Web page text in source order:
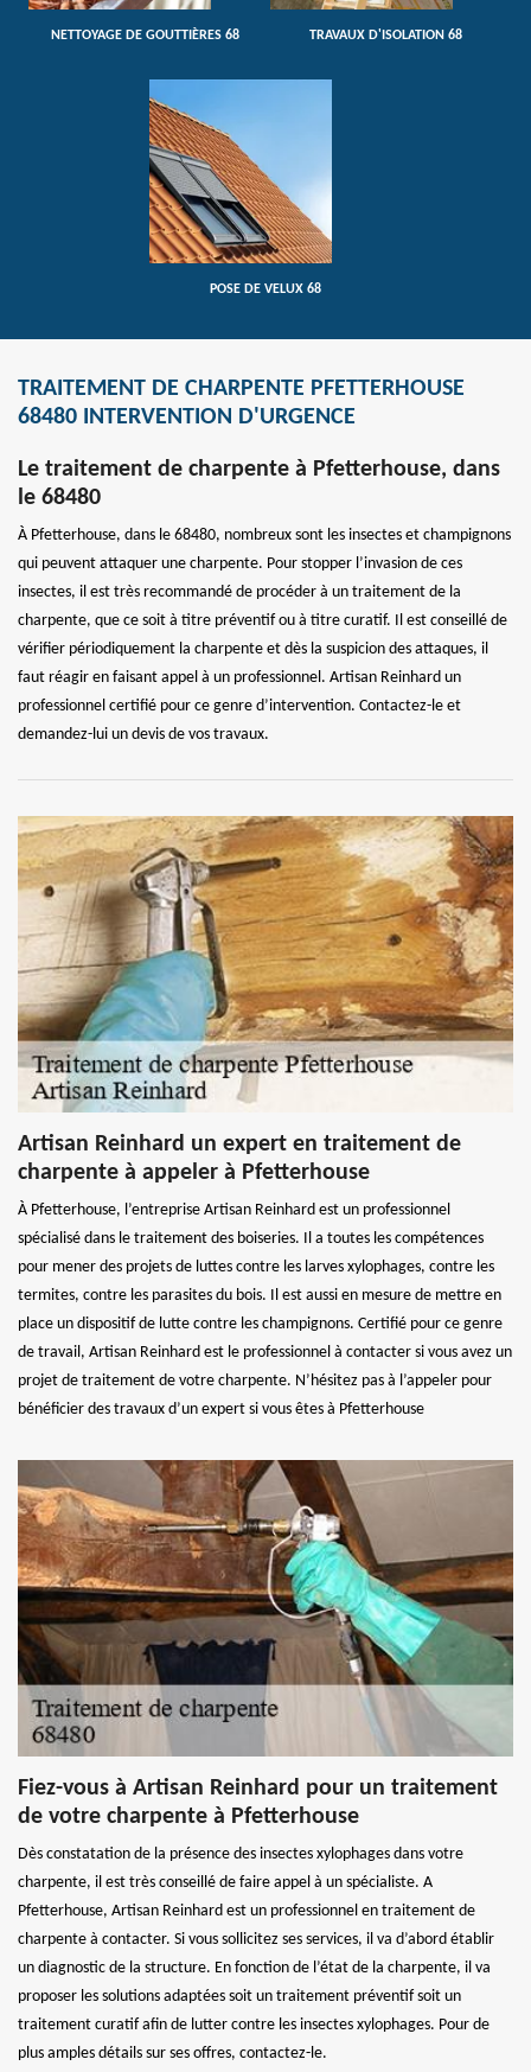
NETTOYAGE DE GOUTTIÈRES 68 TRAVAUX D'ISOLATION 68
POSE DE VELUX 68
TRAITEMENT DE CHARPENTE PFETTERHOUSE
68480 INTERVENTION D'URGENCE
Le traitement de charpente à Pfetterhouse, dans
le 68480
À Pfetterhouse, dans le 68480, nombreux sont les insectes et champignons
qui peuvent attaquer une charpente. Pour stopper l’invasion de ces
insectes, il est très recommandé de procéder à un traitement de la
charpente, que ce soit à titre préventif ou à titre curatif. Il est conseillé de
vérifier périodiquement la charpente et dès la suspicion des attaques, il
faut réagir en faisant appel à un professionnel. Artisan Reinhard un
professionnel certifié pour ce genre d’intervention. Contactez-le et
demandez-lui un devis de vos travaux.
Artisan Reinhard un expert en traitement de
charpente à appeler à Pfetterhouse
À Pfetterhouse, l’entreprise Artisan Reinhard est un professionnel
spécialisé dans le traitement des boiseries. Il a toutes les compétences
pour mener des projets de luttes contre les larves xylophages, contre les
termites, contre les parasites du bois. Il est aussi en mesure de mettre en
place un dispositif de lutte contre les champignons. Certifié pour ce genre
de travail, Artisan Reinhard est le professionnel à contacter si vous avez un
projet de traitement de votre charpente. N’hésitez pas à l’appeler pour
bénéficier des travaux d’un expert si vous êtes à Pfetterhouse
Fiez-vous à Artisan Reinhard pour un traitement
de votre charpente à Pfetterhouse
Dès constatation de la présence des insectes xylophages dans votre
charpente, il est très conseillé de faire appel à un spécialiste. A
Pfetterhouse, Artisan Reinhard est un professionnel en traitement de
charpente à contacter. Si vous sollicitez ses services, il va d’abord établir
un diagnostic de la structure. En fonction de l’état de la charpente, il va
proposer les solutions adaptées soit un traitement préventif soit un
traitement curatif afin de lutter contre les insectes xylophages. Pour de
plus amples détails sur ses offres, contactez-le.